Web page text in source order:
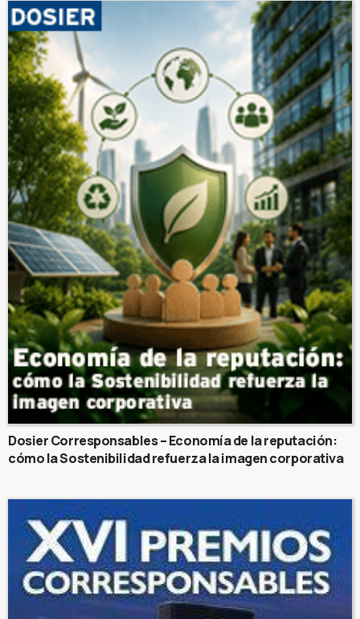
Dosier Corresponsables – Economía de la reputación:
cómo la Sostenibilidad refuerza la imagen corporativa